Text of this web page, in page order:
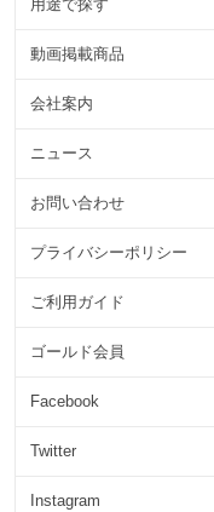
用途で探す
動画掲載商品
会社案内
ニュース
お問い合わせ
プライバシーポリシー
ご利用ガイド
ゴールド会員
Facebook
Twitter
Instagram